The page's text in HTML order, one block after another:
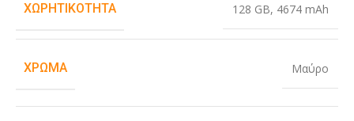
ΧΩΡΗΤΙΚΌΤΗΤΑ 128 GB, 4674 mAh
ΧΡΏΜΑ Μαύρο